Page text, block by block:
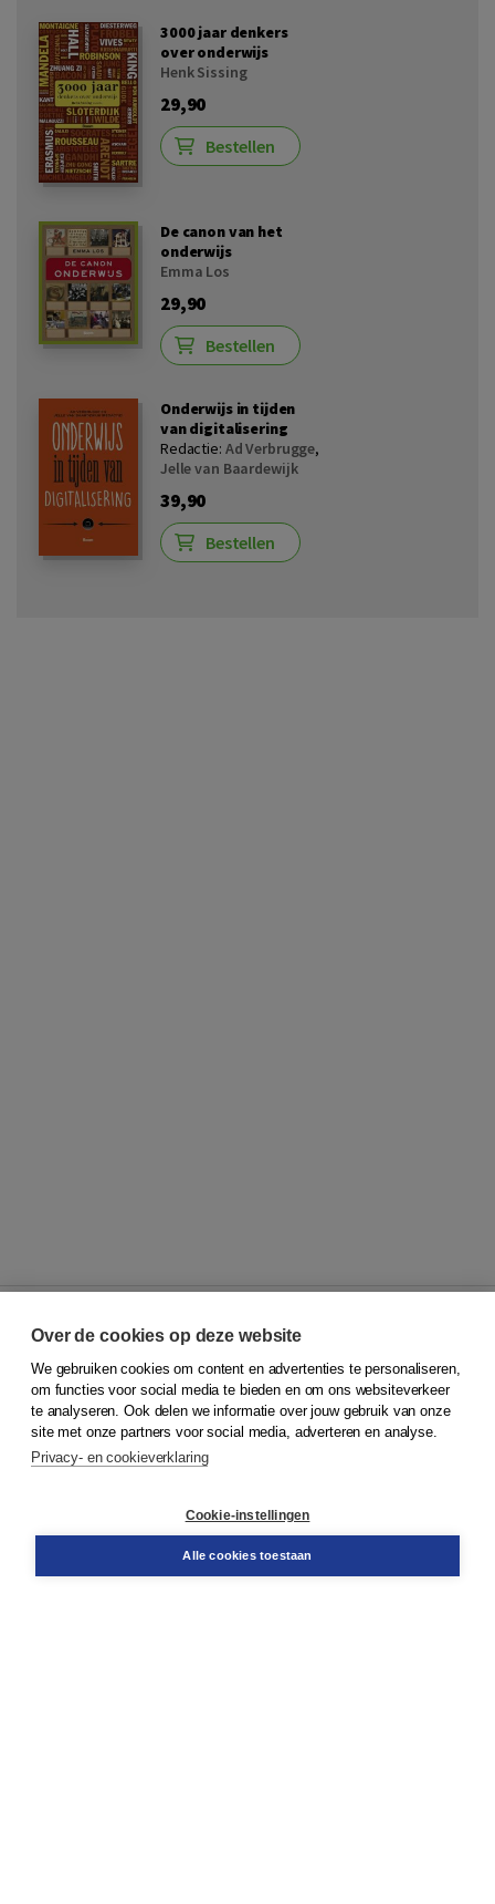
3000 jaar denkers
over onderwijs
Henk Sissing
29,90
Bestellen
De canon van het
onderwijs
Emma Los
29,90
Bestellen
Onderwijs in tijden
van digitalisering
Redactie: Ad Verbrugge,
Jelle van Baardewijk
39,90
Bestellen
© 2026Koninklijke Boom uitgevers
Klantenservice
Service & informatie
Contact
Over de cookies op deze website
We gebruiken cookies om content en advertenties te personaliseren,
om functies voor social media te bieden en om ons websiteverkeer
te analyseren. Ook delen we informatie over jouw gebruik van onze
site met onze partners voor social media, adverteren en analyse.
Privacy- en cookieverklaring
Cookie-instellingen
Alle cookies toestaan